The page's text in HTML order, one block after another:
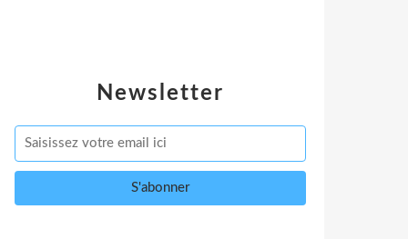
Newsletter